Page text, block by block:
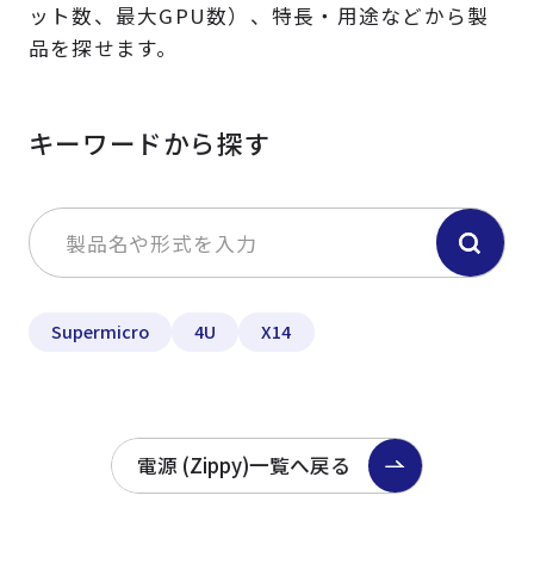
ット数、最大GPU数）、特長・用途などから製
品を探せます。
キーワードから探す
Supermicro 4U X14
電源 (Zippy)一覧へ戻る